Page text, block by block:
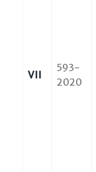
VII
593-
2020